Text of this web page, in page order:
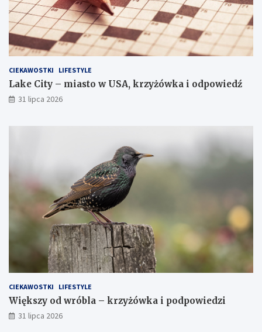
CIEKAWOSTKI LIFESTYLE
Lake City – miasto w USA, krzyżówka i odpowiedź
31 lipca 2026
CIEKAWOSTKI LIFESTYLE
Większy od wróbla – krzyżówka i podpowiedzi
31 lipca 2026